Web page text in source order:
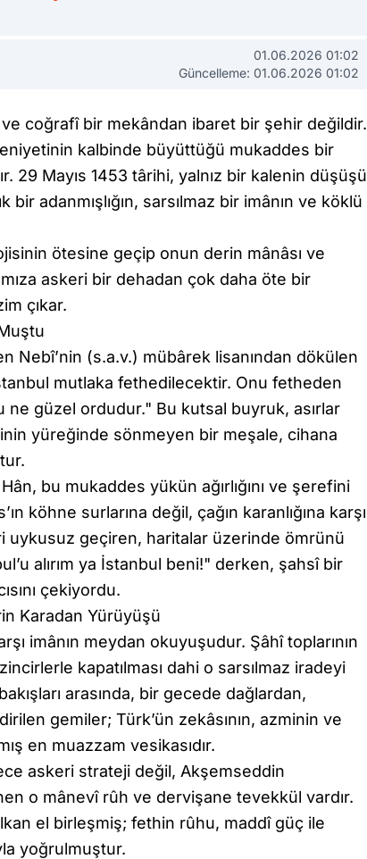
01.06.2026 01:02
Güncelleme: 01.06.2026 01:02
coğrafî bir mekândan ibaret bir şehir değildir.
kalbinde büyüttüğü mukaddes bir
29 Mayıs 1453 târihi, yalnız bir kalenin düşüşü
bir adanmışlığın, sarsılmaz bir imânın ve köklü
ötesine geçip onun derin mânâsı ve
askeri bir dehadan çok daha öte bir
çıkar.
Nebî’nin (s.a.v.) mübârek lisanından dökülen
mutlaka fethedilecektir. Onu fetheden
güzel ordudur." Bu kutsal buyruk, asırlar
yüreğinde sönmeyen bir meşale, cihana
bu mukaddes yükün ağırlığını ve şerefini
köhne surlarına değil, çağın karanlığına karşı
uykusuz geçiren, haritalar üzerinde ömrünü
alırım ya İstanbul beni!" derken, şahsî bir
çekiyordu.
Karadan Yürüyüşü
imânın meydan okuyuşudur. Şâhî toplarının
kapatılması dahi o sarsılmaz iradeyi
arasında, bir gecede dağlardan,
gemiler; Türk’ün zekâsının, azminin ve
en muazzam vesikasıdır.
askeri strateji değil, Akşemseddin
o mânevî rûh ve dervişane tevekkül vardır.
el birleşmiş; fethin rûhu, maddî güç ile
yoğrulmuştur.